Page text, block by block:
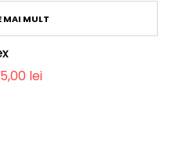
MAI MULT
lei